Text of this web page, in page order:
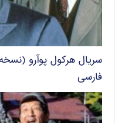
سریال هرکول پوآرو
فارسی